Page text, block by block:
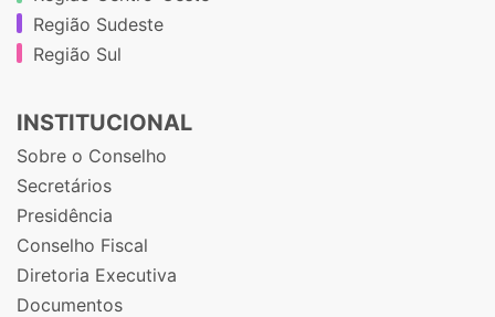
Região Sudeste
Região Sul
INSTITUCIONAL
Sobre o Conselho
Secretários
Presidência
Conselho Fiscal
Diretoria Executiva
Documentos